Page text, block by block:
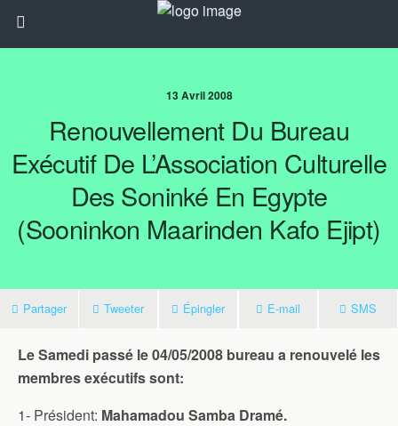
13 Avril 2008
Renouvellement Du Bureau
Exécutif De L’Association Culturelle
Des Soninké En Egypte
(Sooninkon Maarinden Kafo Ejipt)
Partager Tweeter Épingler E-mail SMS
Le Samedi passé le 04/05/2008 bureau a renouvelé les
membres exécutifs sont:
1- Président: Mahamadou Samba Dramé.